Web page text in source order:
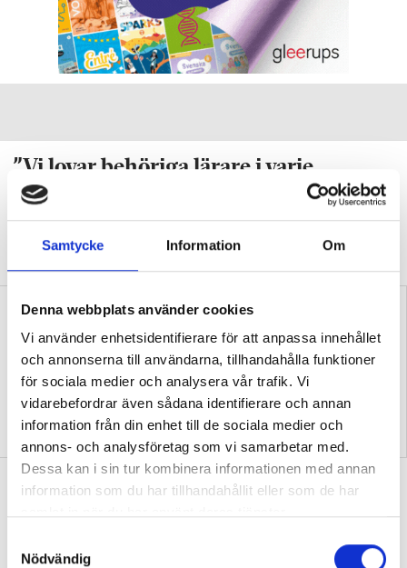
Samtycke Information Om
Denna webbplats använder cookies
Vi använder enhetsidentifierare för att anpassa innehållet
och annonserna till användarna, tillhandahålla funktioner
för sociala medier och analysera vår trafik. Vi
vidarebefordrar även sådana identifierare och annan
information från din enhet till de sociala medier och
annons- och analysföretag som vi samarbetar med.
Dessa kan i sin tur kombinera informationen med annan
information som du har tillhandahållit eller som de har
Nödvändig
”Vi lovar behöriga lärare i varje
klassrum”
VALDEBATTCenterpartiets tioåriga plan:
Inga fler obehöriga lärare.
”Så bryter vi hatpratets
”Hur skolan fungerar blir
”Vad ska vår tid räcka till på
damma, snygga upp i hallen, svara i telefon